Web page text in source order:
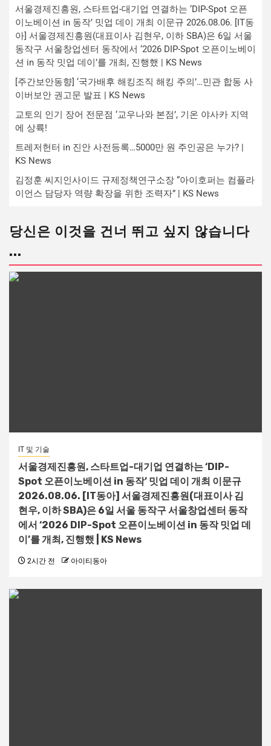
서울경제진흥원, 스타트업-대기업 연결하는 ‘DIP-Spot 오픈
이노베이션 in 동작’ 밋업 데이 개최 이문규 2026.08.06. [IT동
아] 서울경제진흥원(대표이사 김현우, 이하 SBA)은 6일 서울
동작구 서울창업센터 동작에서 ‘2026 DIP-Spot 오픈이노베이
션 in 동작 밋업 데이’를 개최, 진행했 | KS News
[주간보안동향] ‘국가배후 해킹조직 해킹 주의’…민관 합동 사
이버보안 권고문 발표 | KS News
교토의 인기 장어 전문점 ‘교우나와 본점’, 기온 야사카 지역
에 상륙!
트레저헌터 in 진안 사전등록…5000만 원 주인공은 누가? |
KS News
김정훈 씨지인사이드 규제정책연구소장 “아이호퍼는 컴플라
이언스 담당자 역량 확장을 위한 조력자” | KS News
당신은 이것을 건너 뛰고 싶지 않습니다
...
IT 및 기술
서울경제진흥원, 스타트업-대기업 연결하는 ‘DIP-
Spot 오픈이노베이션 in 동작’ 밋업 데이 개최 이문규
2026.08.06. [IT동아] 서울경제진흥원(대표이사 김
현우, 이하 SBA)은 6일 서울 동작구 서울창업센터 동작
에서 ‘2026 DIP-Spot 오픈이노베이션 in 동작 밋업 데
이’를 개최, 진행했 | KS News
2시간 전 아이티동아